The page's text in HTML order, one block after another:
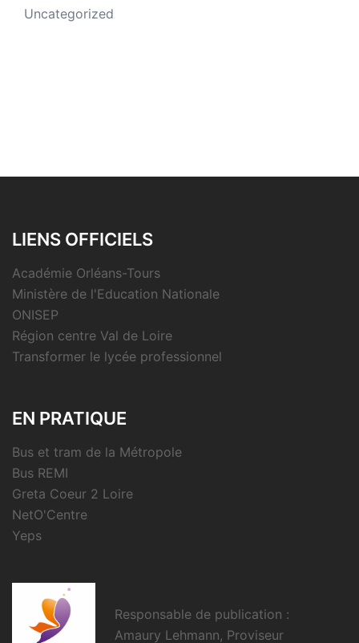
Uncategorized
LIENS OFFICIELS
Académie Orléans-Tours
Ministère de l'Education Nationale
ONISEP
Région centre Val de Loire
Transformer le lycée professionnel
EN PRATIQUE
Bus et tram de la Métropole
Bus REMI
Greta Coeur 2 Loire
NetO'Centre
Yeps
Responsable de publication :
Amaury Lehmann, Proviseur